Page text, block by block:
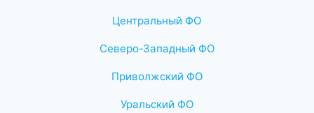
Центральный ФО
Северо-Западный ФО
Приволжский ФО
Уральский ФО